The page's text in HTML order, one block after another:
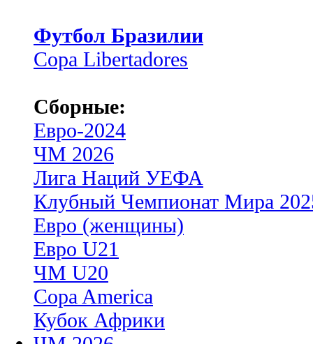
Футбол Бразилии
Copa Libertadores
Сборные:
Евро-2024
ЧМ 2026
Лига Наций УЕФА
Клубный Чемпионат Мира
Евро (женщины)
Евро U21
ЧМ U20
Copa America
Кубок Африки